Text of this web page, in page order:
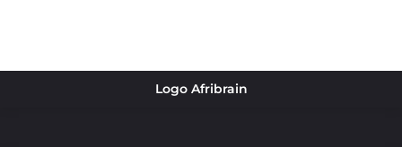
Logo Afribrain